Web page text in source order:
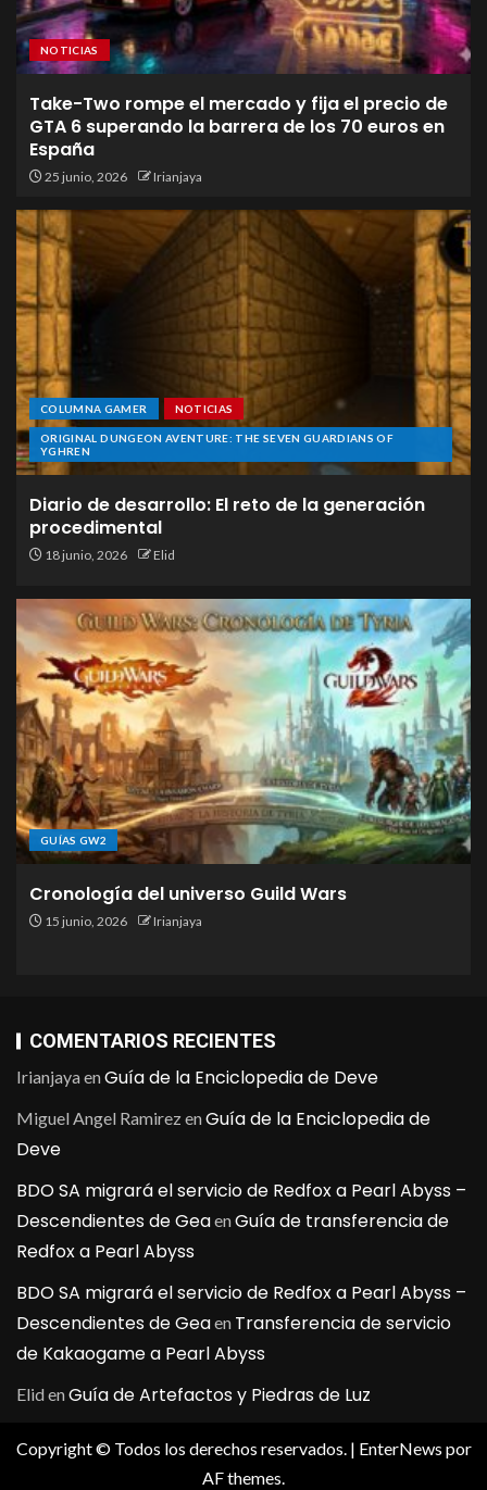
NOTICIAS
Take-Two rompe el mercado y fija el precio de
GTA 6 superando la barrera de los 70 euros en
España
25 junio, 2026 Irianjaya
COLUMNA GAMER NOTICIAS
ORIGINAL DUNGEON AVENTURE: THE SEVEN GUARDIANS OF
YGHREN
Diario de desarrollo: El reto de la generación
procedimental
18 junio, 2026 Elid
GUÍAS GW2
Cronología del universo Guild Wars
15 junio, 2026 Irianjaya
COMENTARIOS RECIENTES
IrianjayaenGuía de la Enciclopedia de Deve
Miguel Angel RamirezenGuía de la Enciclopedia de
Deve
BDO SA migrará el servicio de Redfox a Pearl Abyss –
Descendientes de GeaenGuía de transferencia de
Redfox a Pearl Abyss
BDO SA migrará el servicio de Redfox a Pearl Abyss –
Descendientes de Geaen Transferencia de servicio
de Kakaogame a Pearl Abyss
ElidenGuía de Artefactos y Piedras de Luz
Copyright © Todos los derechos reservados. | EnterNews por
AF themes.